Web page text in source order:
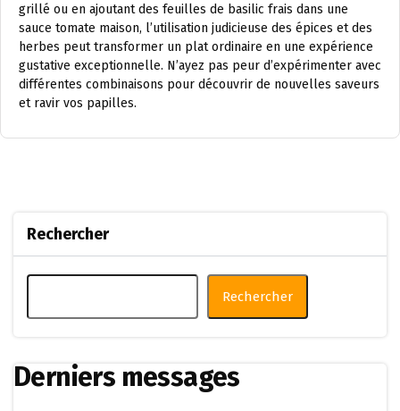
grillé ou en ajoutant des feuilles de basilic frais dans une
sauce tomate maison, l’utilisation judicieuse des épices et des
herbes peut transformer un plat ordinaire en une expérience
gustative exceptionnelle. N’ayez pas peur d’expérimenter avec
différentes combinaisons pour découvrir de nouvelles saveurs
et ravir vos papilles.
Rechercher
Rechercher
Derniers messages